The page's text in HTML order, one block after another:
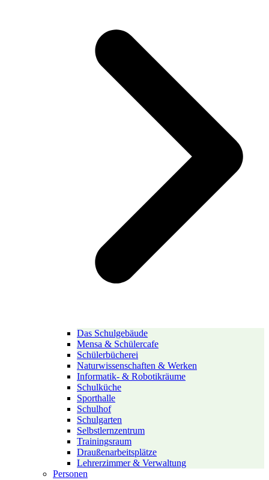
Das Schulgebäude
Mensa & Schülercafe
Schülerbücherei
Naturwissenschaften & Werken
Informatik- & Robotikräume
Schulküche
Sporthalle
Schulhof
Schulgarten
Selbstlernzentrum
Trainingsraum
Draußenarbeitsplätze
Lehrerzimmer & Verwaltung
Personen